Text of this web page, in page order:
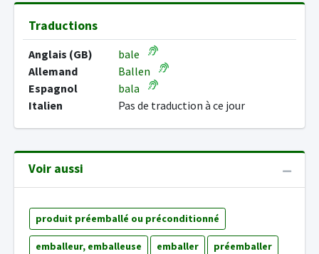
Traductions
Anglais (GB)
bale
Allemand
Ballen
Espagnol
bala
Italien
Pas de traduction à ce jour
Voir aussi
produit préemballé ou préconditionné
emballeur, emballeuse emballer préemballer